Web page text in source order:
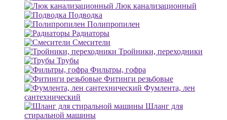
Люк канализационный
Подводка
Полипропилен
Радиаторы
Смесители
Тройники, переходники
Трубы
Фильтры, гофра
Фитинги резьбовые
Фумлента, лен
сантехнический
Шланг для
стиральной машины